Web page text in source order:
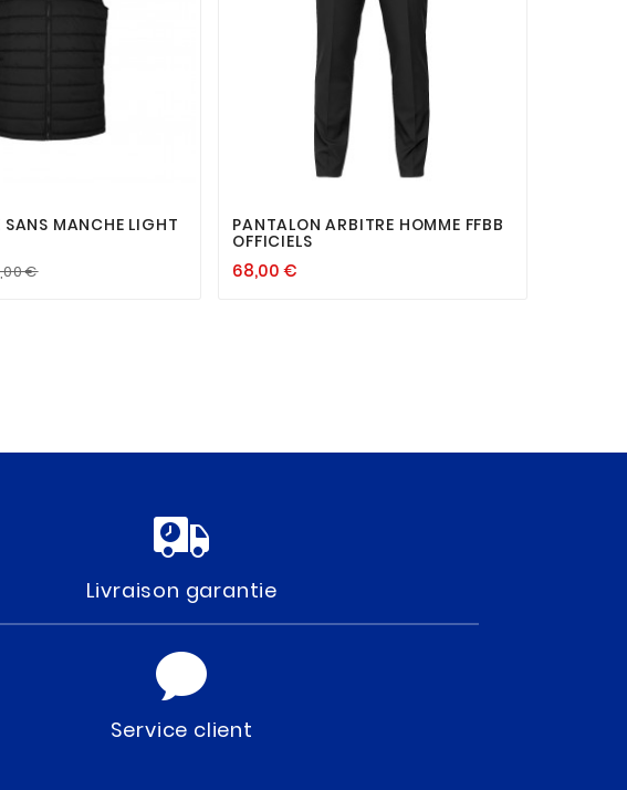
SANS MANCHE LIGHT
€
 
PANTALON ARBITRE HOMME FFBB
OFFICIELS
68,00 €
Livraison garantie
Service client